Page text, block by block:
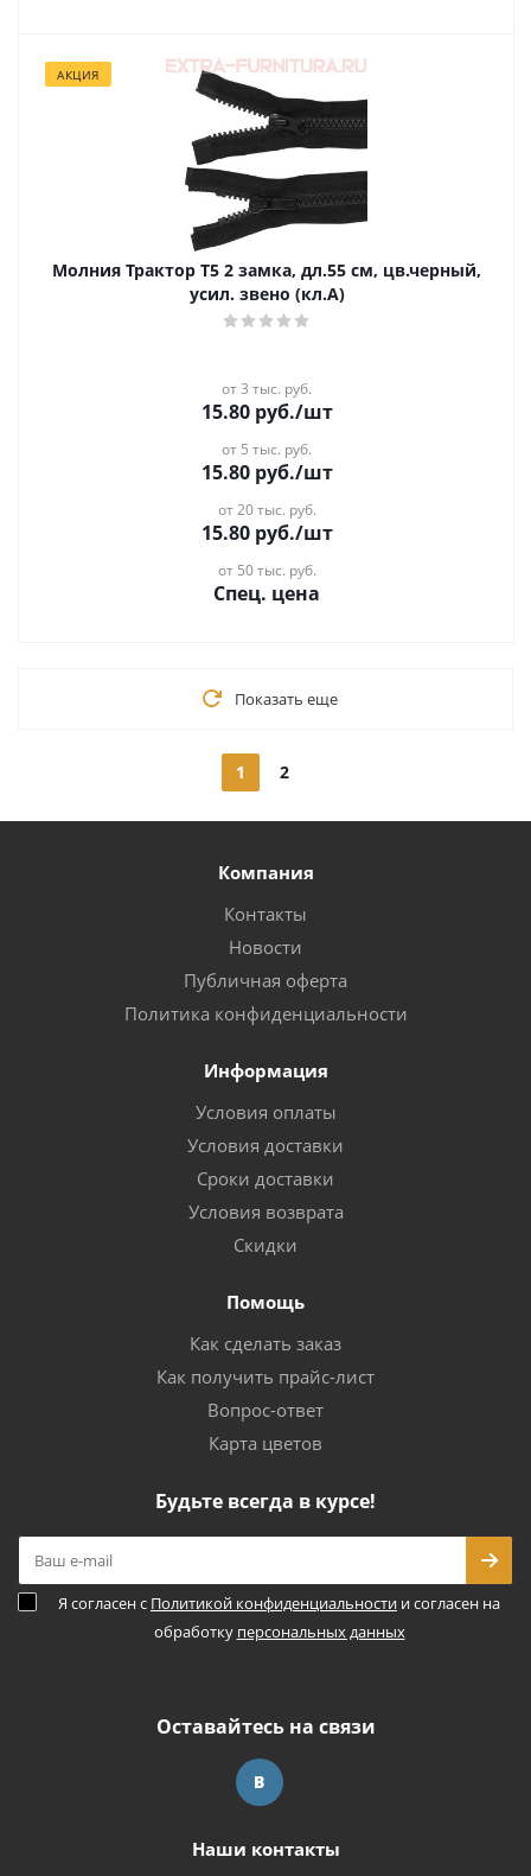
АКЦИЯ
Молния Трактор Т5 2 замка, дл.55 см, цв.черный,
усил. звено (кл.А)
от 3 тыс. руб.
15.80руб./шт
от 5 тыс. руб.
15.80руб./шт
от 20 тыс. руб.
15.80руб./шт
от 50 тыс. руб.
Спец. цена
Показать еще
1 2
Компания
Контакты
Новости
Публичная оферта
Политика конфиденциальности
Информация
Условия оплаты
Условия доставки
Сроки доставки
Условия возврата
Скидки
Помощь
Как сделать заказ
Как получить прайс-лист
Вопрос-ответ
Карта цветов
Будьте всегда в курсе!
Я согласен с Политикой конфиденциальности и согласен на
обработку персональных данных
Оставайтесь на связи
Наши контакты